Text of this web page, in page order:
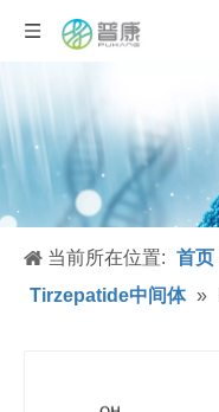
当前所在位置: 首页
Tirzepatide中间体 »